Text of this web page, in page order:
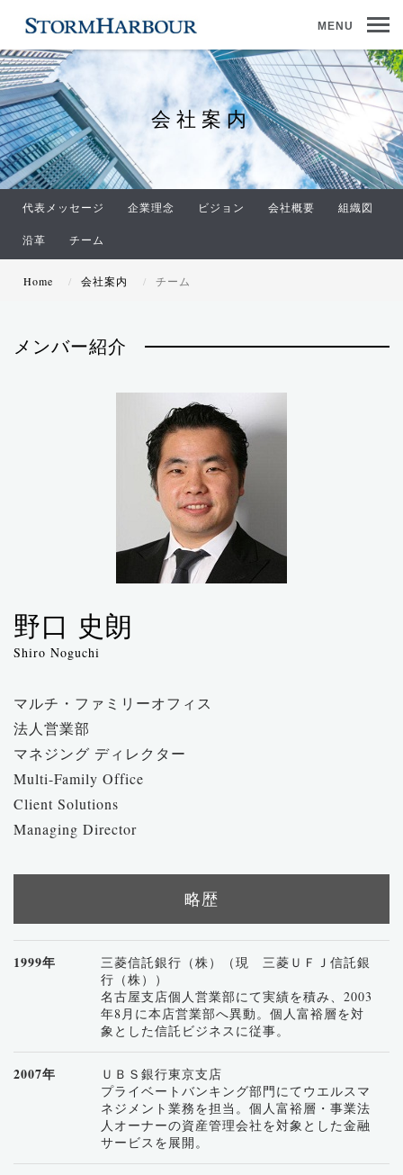
MENU
会社案内
代表メッセージ 企業理念 ビジョン 会社概要 組織図
沿革 チーム
Home 会社案内 チーム
メンバー紹介
野口 史朗
Shiro Noguchi
マルチ・ファミリーオフィス
法人営業部
マネジング ディレクター
Multi-Family Office
Client Solutions
Managing Director
略歴
1999年
三菱信託銀行（株）（現 三菱ＵＦＪ信託銀
行（株））
名古屋支店個人営業部にて実績を積み、2003
年8月に本店営業部へ異動。個人富裕層を対
象とした信託ビジネスに従事。
2007年
ＵＢＳ銀行東京支店
プライベートバンキング部門にてウエルスマ
ネジメント業務を担当。個人富裕層・事業法
人オーナーの資産管理会社を対象とした金融
サービスを展開。